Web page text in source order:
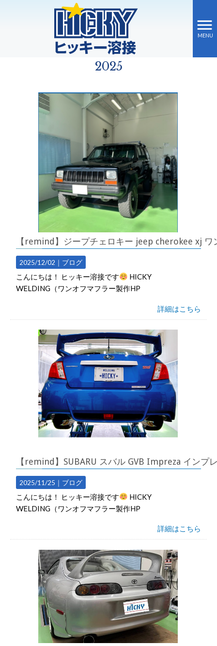
MENU
ヒッキー溶接 HOME
> 2025年
2025
【remind】ジープチェロキー jeep cherokee xj ワ
2025/12/02｜ ブログ
こんにちは！ ヒッキー溶接です
HICKY
WELDING（ワンオフマフラー製作HP
詳細はこちら
【remind】SUBARU スバル GVB Impreza インプ
2025/11/25｜ ブログ
こんにちは！ ヒッキー溶接です
HICKY
WELDING（ワンオフマフラー製作HP
詳細はこちら